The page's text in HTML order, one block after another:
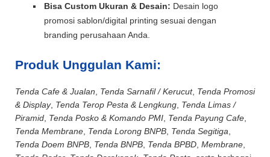
Bisa Custom Ukuran & Desain: Desain logo
promosi sablon/digital printing sesuai dengan
branding perusahaan Anda.
Produk Unggulan Kami:
Tenda Cafe & Jualan Tenda Sarnafil / Kerucut, Tenda Promosi
& Display, Tenda Terop Pesta & Lengkung Tenda Limas /
Piramid Tenda Posko & Komando PMI Tenda Payung Cafe
Tenda Membrane Tenda Lorong BNPB Tenda Segitiga
Tenda Doem BNPB Tenda BNPB Tenda BPBD Membrane